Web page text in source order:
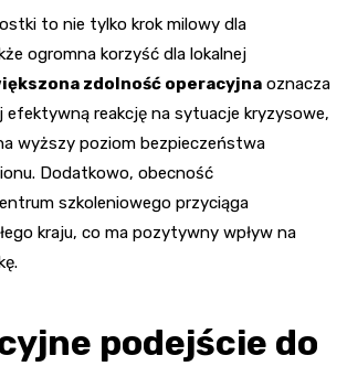
to nie tylko krok milowy dla
ogromna korzyść dla lokalnej
zdolność operacyjna oznacza
efektywną reakcję na sytuacje kryzysowe,
wyższy poziom bezpieczeństwa
Dodatkowo, obecność
szkoleniowego przyciąga
kraju, co ma pozytywny wpływ na
podejście do